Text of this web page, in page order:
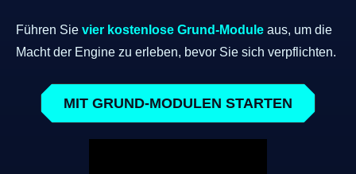
Führen Sievier kostenlose Grund-Module aus, um die
Macht der Engine zu erleben, bevor Sie sich verpflichten.
MIT GRUND-MODULEN STARTEN